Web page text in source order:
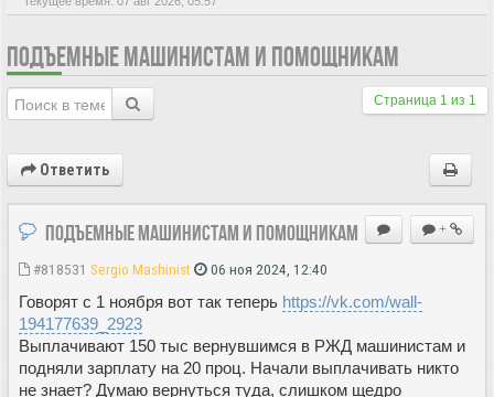
ПОДЪЕМНЫЕ МАШИНИСТАМ И ПОМОЩНИКАМ
Страница 1 из 1
Ответить
+
Подъемные машинистам и помощникам
#818531 Sergio Mashinist 06 ноя 2024, 12:40
Говорят с 1 ноября вот так теперь https://vk.com/wall-
194177639_2923
Выплачивают 150 тыс вернувшимся в РЖД машинистам и
подняли зарплату на 20 проц. Начали выплачивать никто
не знает? Думаю вернуться туда, слишком щедро